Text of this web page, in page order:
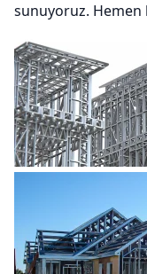
sunuyoruz. Hemen